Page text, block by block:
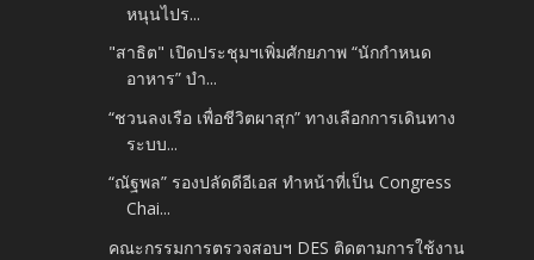
หนุนไปร...
"สาธิต" เปิดประชุมฯเพิ่มศักยภาพ “นักกำหนด
อาหาร” บำ...
“ชวนลงเรือ เพื่อชีวิตผาสุก” ทางเลือกการเดินทาง
ระบบ...
“ณัฐพล” รองปลัดดีอีเอส ทำหน้าที่เป็น Congress
Chai...
คณะกรรมการตรวจสอบฯ DES ติดตามการใช้งาน